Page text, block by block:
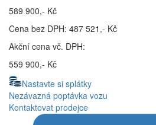
589 900,- Kč
Cena bez DPH: 487 521,- Kč
Akční cena vč. DPH:
559 900,- Kč
Nastavte si splátky
Nezávazná poptávka vozu
Kontaktovat prodejce